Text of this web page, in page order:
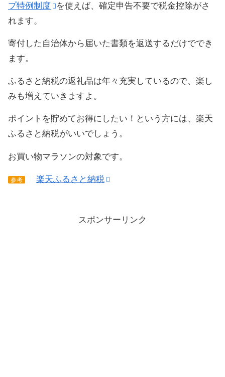
プ特例制度
を使えば、確定申告不要で税金控除がさ
れます。
寄付した自治体から届いた書類を返送するだけででき
ます。
ふるさと納税の返礼品は年々充実しているので、楽し
みも増えていきますよ。
ポイントを貯めてお得にしたい！という方には、楽天
ふるさと納税がいいでしょう。
お買い物マラソンの対象です。
参考 楽天ふるさと納税
スポンサーリンク